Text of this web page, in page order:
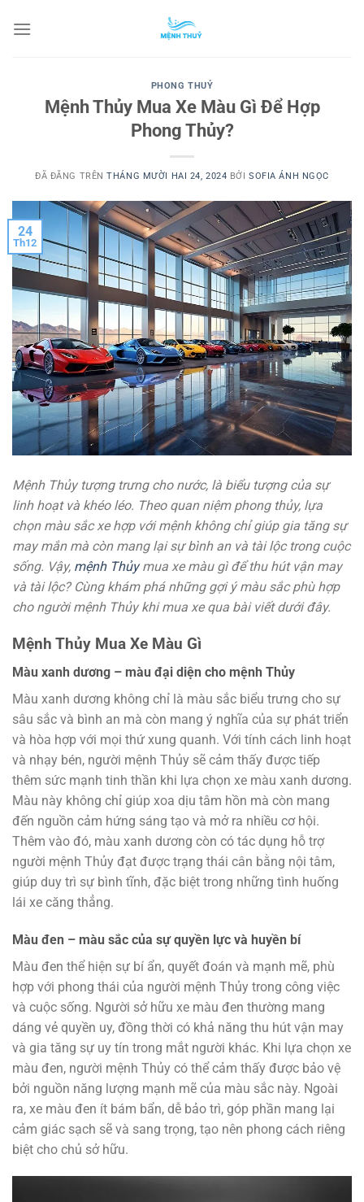
đến
PHONG THUỶ
Mệnh Thủy Mua Xe Màu Gì Để Hợp
Phong Thủy?
ĐÃ ĐĂNG TRÊNTHÁNG MƯỜI HAI 24, 2024 BỞISOFIA ÁNH NGỌC
24
Th12
Mệnh Thủy tượng trưng cho nước, là biểu tượng của sự
linh hoạt và khéo léo. Theo quan niệm phong thủy, lựa
chọn màu sắc xe hợp với mệnh không chỉ giúp gia tăng sự
may mắn mà còn mang lại sự bình an và tài lộc trong cuộc
sống. Vậy, mệnh Thủymua xe màu gì để thu hút vận may
và tài lộc? Cùng khám phá những gợi ý màu sắc phù hợp
cho người mệnh Thủy khi mua xe qua bài viết dưới đây.
Mệnh Thủy Mua Xe Màu Gì
Màu xanh dương – màu đại diện cho mệnh Thủy
Màu xanh dương không chỉ là màu sắc biểu trưng cho sự
sâu sắc và bình an mà còn mang ý nghĩa của sự phát triển
và hòa hợp với mọi thứ xung quanh. Với tính cách linh hoạt
và nhạy bén, người mệnh Thủy sẽ cảm thấy được tiếp
thêm sức mạnh tinh thần khi lựa chọn xe màu xanh dương.
Màu này không chỉ giúp xoa dịu tâm hồn mà còn mang
đến nguồn cảm hứng sáng tạo và mở ra nhiều cơ hội.
Thêm vào đó, màu xanh dương còn có tác dụng hỗ trợ
người mệnh Thủy đạt được trạng thái cân bằng nội tâm,
giúp duy trì sự bình tĩnh, đặc biệt trong những tình huống
lái xe căng thẳng.
Màu đen – màu sắc của sự quyền lực và huyền bí
Màu đen thể hiện sự bí ẩn, quyết đoán và mạnh mẽ, phù
hợp với phong thái của người mệnh Thủy trong công việc
và cuộc sống. Người sở hữu xe màu đen thường mang
dáng vẻ quyền uy, đồng thời có khả năng thu hút vận may
và gia tăng sự uy tín trong mắt người khác. Khi lựa chọn xe
màu đen, người mệnh Thủy có thể cảm thấy được bảo vệ
bởi nguồn năng lượng mạnh mẽ của màu sắc này. Ngoài
ra, xe màu đen ít bám bẩn, dễ bảo trì, góp phần mang lại
cảm giác sạch sẽ và sang trọng, tạo nên phong cách riêng
biệt cho chủ sở hữu.